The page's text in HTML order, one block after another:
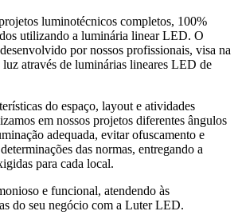
luminotécnicos completos, 100%
utilizando a luminária linear LED. O
por nossos profissionais, visa na
luz através de luminárias lineares LED de
do espaço, layout e atividades
em nossos projetos diferentes ângulos
adequada, evitar ofuscamento e
das normas, entregando a
para cada local.
e funcional, atendendo às
do seu negócio com a Luter LED.